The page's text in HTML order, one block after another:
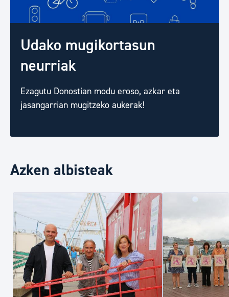
Udako mugikortasun
neurriak
Ezagutu Donostian modu eroso, azkar eta
jasangarrian mugitzeko aukerak!
Azken albisteak